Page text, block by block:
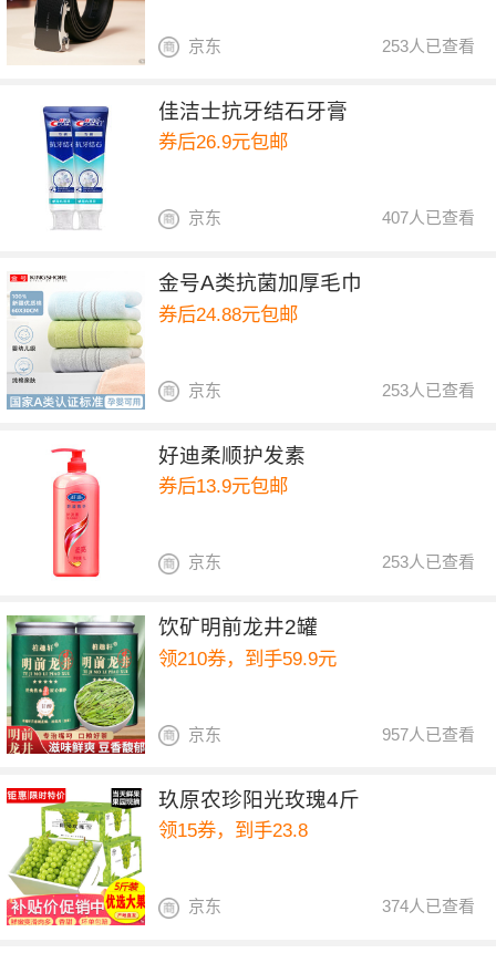
253人已查看
京东
佳洁士抗牙结石牙膏
券后26.9元包邮
407人已查看
京东
金号A类抗菌加厚毛巾
券后24.88元包邮
253人已查看
京东
好迪柔顺护发素
券后13.9元包邮
253人已查看
京东
饮矿明前龙井2罐
领210券，到手59.9元
957人已查看
京东
玖原农珍阳光玫瑰4斤
领15券，到手23.8
374人已查看
京东